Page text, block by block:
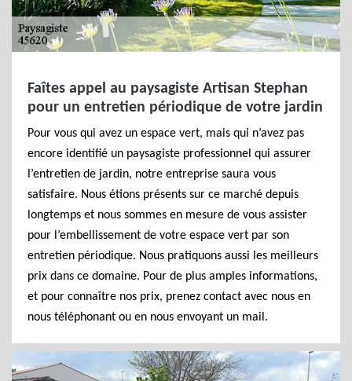
Faîtes appel au paysagiste Artisan Stephan
pour un entretien périodique de votre jardin
Pour vous qui avez un espace vert, mais qui n’avez pas
encore identifié un paysagiste professionnel qui assurer
l’entretien de jardin, notre entreprise saura vous
satisfaire. Nous étions présents sur ce marché depuis
longtemps et nous sommes en mesure de vous assister
pour l’embellissement de votre espace vert par son
entretien périodique. Nous pratiquons aussi les meilleurs
prix dans ce domaine. Pour de plus amples informations,
et pour connaître nos prix, prenez contact avec nous en
nous téléphonant ou en nous envoyant un mail.